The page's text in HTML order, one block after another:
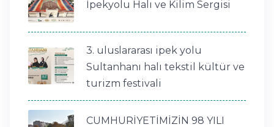
İpekyolu Halı ve Kilim Sergisi
3. uluslararası ipek yolu
Sultanhanı halı tekstil kültür ve
turizm festivali
CUMHURİYETİMİZİN 98 YILI